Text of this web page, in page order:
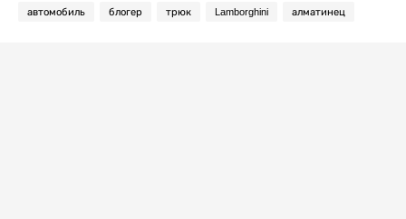
автомобиль блогер трюк Lamborghini алматинец